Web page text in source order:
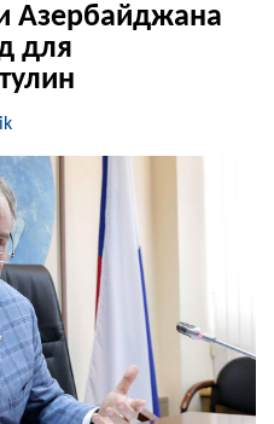
Азербайджана
для